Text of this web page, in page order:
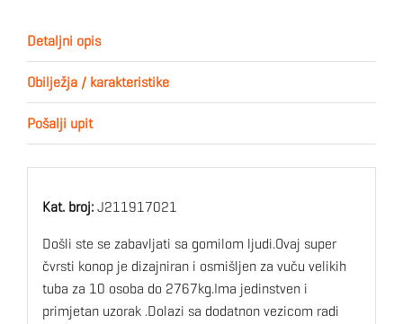
Detaljni opis
Obilježja / karakteristike
Pošalji upit
Kat. broj:J211917021
Došli ste se zabavljati sa gomilom ljudi.Ovaj super
čvrsti konop je dizajniran i osmišljen za vuču velikih
tuba za 10 osoba do 2767kg.Ima jedinstven i
primjetan uzorak .Dolazi sa dodatnon vezicom radi